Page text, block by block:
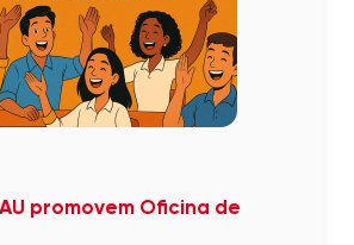
promovem Oficina de